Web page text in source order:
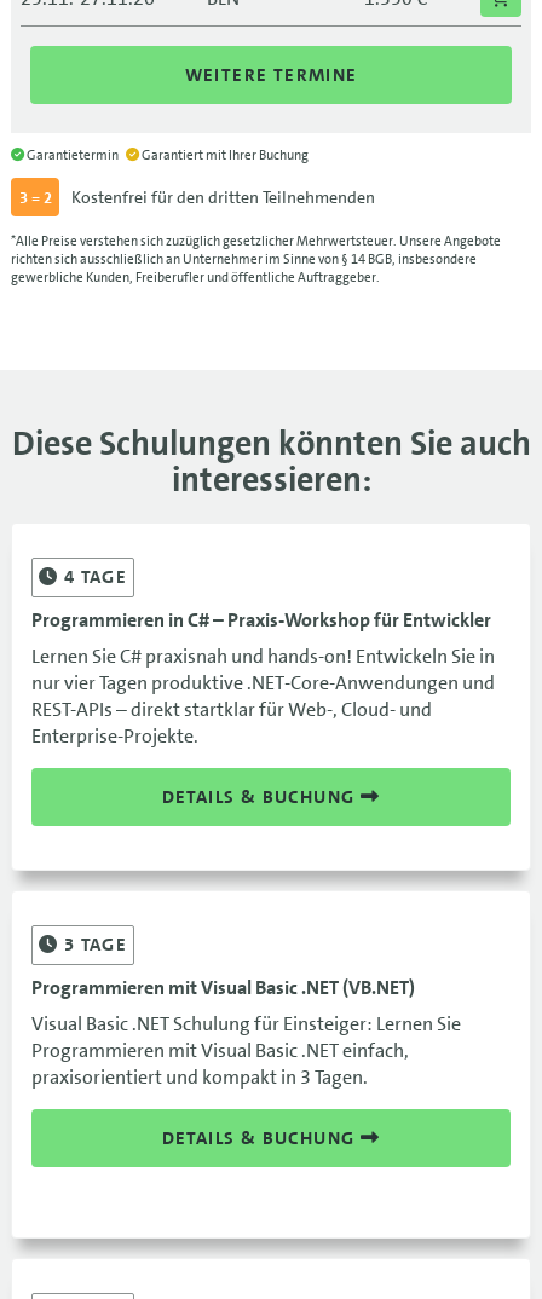
25.11.-27.11.26
1.350 €
16.12.-18.12.26
LEI
1.350 €
16.12.-18.12.26
WEITERE TERMINE
Garantietermin Garantiert mit Ihrer Buchung
3 = 2 Kostenfrei für den dritten Teilnehmenden
*Alle Preise verstehen sich zuzüglich gesetzlicher Mehrwertsteuer. Unsere Angebote
richten sich ausschließlich an Unternehmer im Sinne von § 14 BGB, insbesondere
gewerbliche Kunden, Freiberufler und öffentliche Auftraggeber.
Diese Schulungen könnten Sie auch
interessieren:
4 TAGE
Programmieren in C# – Praxis-Workshop für Entwickler
Lernen Sie C# praxisnah und hands-on! Entwickeln Sie in
nur vier Tagen produktive .NET-Core-Anwendungen und
REST-APIs – direkt startklar für Web-, Cloud- und
Enterprise-Projekte.
DETAILS & BUCHUNG
3 TAGE
Programmieren mit Visual Basic .NET (VB.NET)
Visual Basic .NET Schulung für Einsteiger: Lernen Sie
Programmieren mit Visual Basic .NET einfach,
praxisorientiert und kompakt in 3 Tagen.
DETAILS & BUCHUNG